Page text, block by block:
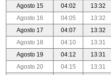
Agosto 15
04:02 13:32
Agosto 16
04:05 13:32
Agosto 17
04:07 13:32
Agosto 18
04:10 13:31
Agosto 19
04:12 13:31
Agosto 20
04:15 13:31